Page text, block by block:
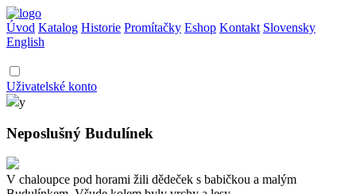
Úvod Katalog Historie Promítačky Eshop Kontakt Slovensky
English
Uživatelské konto
y
Neposlušný Budulínek
V chaloupce pod horami žili dědeček s babičkou a malým